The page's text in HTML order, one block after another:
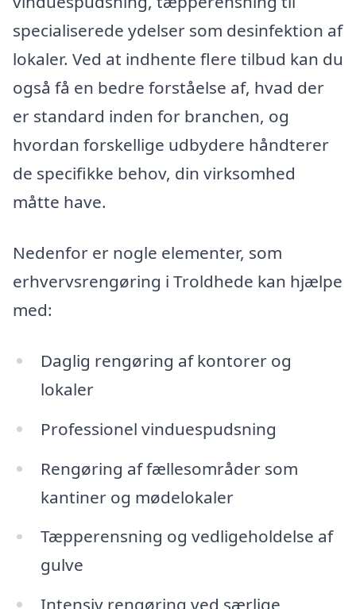
specialiserede ydelser som desinfektion af
lokaler. Ved at indhente flere tilbud kan du
også få en bedre forståelse af, hvad der
er standard inden for branchen, og
hvordan forskellige udbydere håndterer
de specifikke behov, din virksomhed
måtte have.
Nedenfor er nogle elementer, som
erhvervsrengøring i Troldhede kan hjælpe
med:
Daglig rengøring af kontorer og
lokaler
Professionel vinduespudsning
Rengøring af fællesområder som
kantiner og mødelokaler
Tæpperensning og vedligeholdelse af
gulve
Intensiv rengøring ved særlige